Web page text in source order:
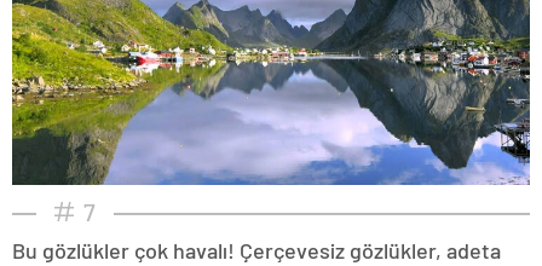
7
Bu gözlükler çok havalı! Çerçevesiz gözlükler, adeta